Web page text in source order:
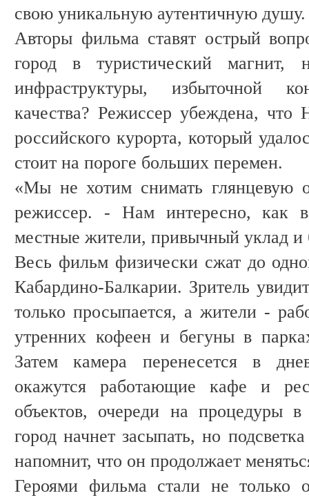
свою уникальную аутентичную
Авторы фильма ставят острый
город в туристический магнит,
инфраструктуры, избыточной
качества? Режиссер убеждена,
российского курорта, который
стоит на пороге больших перемен.
«Мы не хотим снимать глянцевую
режиссер. - Нам интересно, как
местные жители, привычный уклад и
Весь фильм физически сжат до
Кабардино-Балкарии. Зритель
только просыпается, а жители -
утренних кофеен и бегуны в
Затем камера перенесется в
окажутся работающие кафе и
объектов, очереди на процедуры
город начнет засыпать, но
напомнит, что он продолжает
Героями фильма стали не только